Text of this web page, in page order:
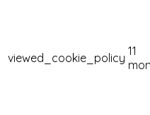
viewed_cookie_policy 11